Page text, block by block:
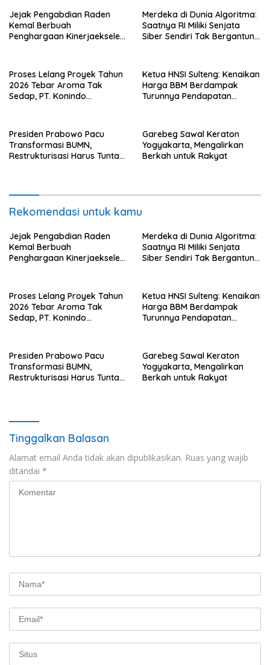
Jejak Pengabdian Raden
Kemal Berbuah
Penghargaan Kinerjaekselen
Merdeka di Dunia Algoritma:
Saatnya RI Miliki Senjata
Siber Sendiri Tak Bergantung
Proses Lelang Proyek Tahun
2026 Tebar Aroma Tak
Sedap, PT. Konindo
Ketua HNSI Sulteng: Kenaikan
Harga BBM Berdampak
Turunnya Pendapatan
Presiden Prabowo Pacu
Transformasi BUMN,
Restrukturisasi Harus Tuntas
Garebeg Sawal Keraton
Yogyakarta, Mengalirkan
Berkah untuk Rakyat
Rekomendasi untuk kamu
Jejak Pengabdian Raden
Kemal Berbuah
Penghargaan Kinerjaekselen
Merdeka di Dunia Algoritma:
Saatnya RI Miliki Senjata
Siber Sendiri Tak Bergantung
Proses Lelang Proyek Tahun
2026 Tebar Aroma Tak
Sedap, PT. Konindo
Ketua HNSI Sulteng: Kenaikan
Harga BBM Berdampak
Turunnya Pendapatan
Presiden Prabowo Pacu
Transformasi BUMN,
Restrukturisasi Harus Tuntas
Garebeg Sawal Keraton
Yogyakarta, Mengalirkan
Berkah untuk Rakyat
Tinggalkan Balasan
Alamat email Anda tidak akan dipublikasikan. Ruas yang wajib
ditandai *